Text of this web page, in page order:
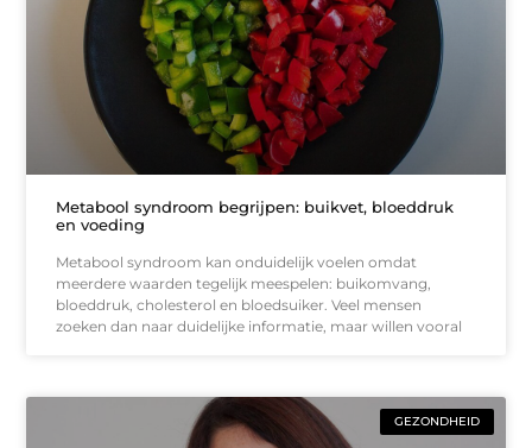
Metabool syndroom begrijpen: buikvet, bloeddruk
en voeding
Metabool syndroom kan onduidelijk voelen omdat
meerdere waarden tegelijk meespelen: buikomvang,
bloeddruk, cholesterol en bloedsuiker. Veel mensen
zoeken dan naar duidelijke informatie, maar willen vooral
GEZONDHEID